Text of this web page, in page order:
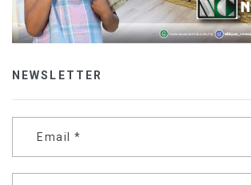
NEWSLETTER
Email *